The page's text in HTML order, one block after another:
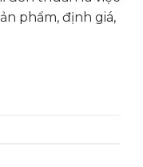
phẩm, định giá,